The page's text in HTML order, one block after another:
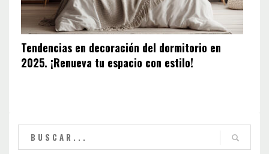
Tendencias en decoración del dormitorio en
2025. ¡Renueva tu espacio con estilo!